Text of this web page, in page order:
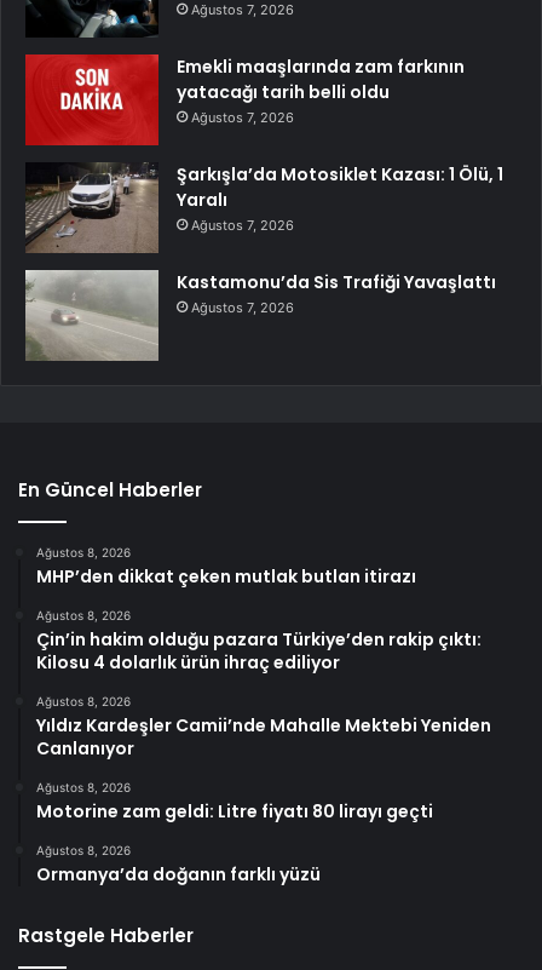
Ağustos 7, 2026
Emekli maaşlarında zam farkının
yatacağı tarih belli oldu
Ağustos 7, 2026
Şarkışla’da Motosiklet Kazası: 1 Ölü, 1
Yaralı
Ağustos 7, 2026
Kastamonu’da Sis Trafiği Yavaşlattı
Ağustos 7, 2026
En Güncel Haberler
Ağustos 8, 2026
MHP’den dikkat çeken mutlak butlan itirazı
Ağustos 8, 2026
Çin’in hakim olduğu pazara Türkiye’den rakip çıktı:
Kilosu 4 dolarlık ürün ihraç ediliyor
Ağustos 8, 2026
Yıldız Kardeşler Camii’nde Mahalle Mektebi Yeniden
Canlanıyor
Ağustos 8, 2026
Motorine zam geldi: Litre fiyatı 80 lirayı geçti
Ağustos 8, 2026
Ormanya’da doğanın farklı yüzü
Rastgele Haberler